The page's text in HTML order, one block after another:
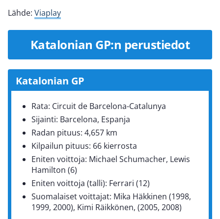
Lähde: Viaplay
Katalonian GP:n perustiedot
Katalonian GP
Rata: Circuit de Barcelona-Catalunya
Sijainti: Barcelona, Espanja
Radan pituus: 4,657 km
Kilpailun pituus: 66 kierrosta
Eniten voittoja: Michael Schumacher, Lewis
Hamilton (6)
Eniten voittoja (talli): Ferrari (12)
Suomalaiset voittajat: Mika Häkkinen (1998,
1999, 2000), Kimi Räikkönen, (2005, 2008)